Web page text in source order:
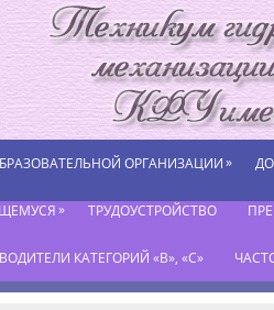
ОРГАНИЗАЦИИ»
» ТРУДОУСТРОЙСТВО
КАТЕГОРИЙ «В», «С»